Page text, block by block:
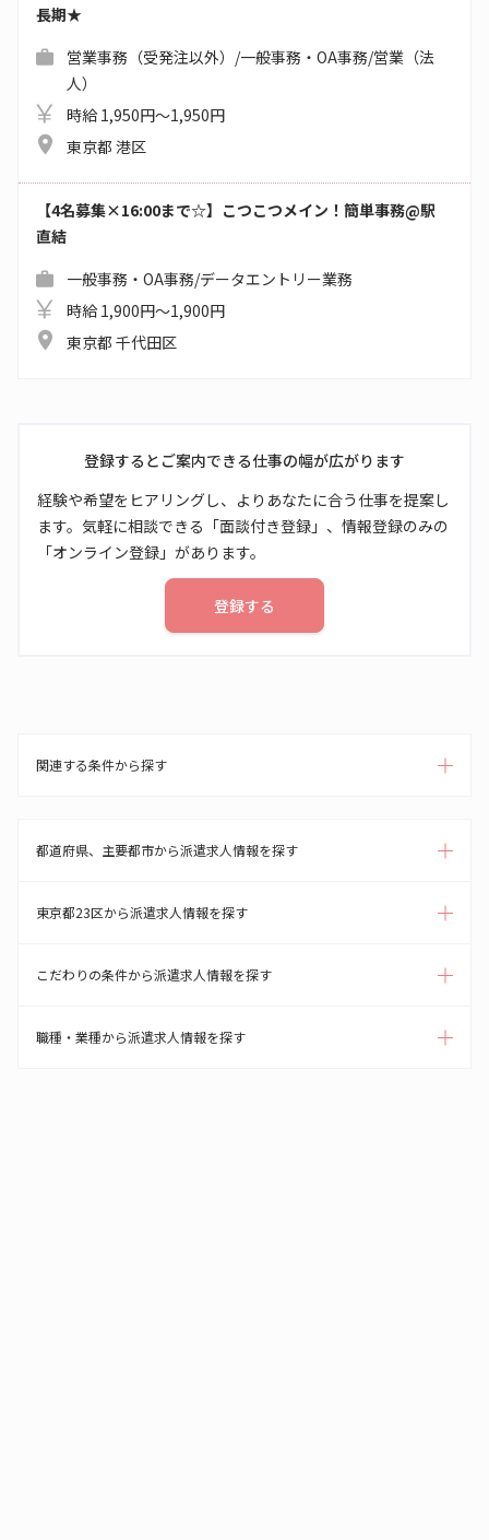
長期★
営業事務（受発注以外）/一般事務・OA事務/営業（法
人）
時給 1,950円～1,950円
東京都 港区
【4名募集×16:00まで☆】こつこつメイン！簡単事務@駅
直結
一般事務・OA事務/データエントリー業務
時給 1,900円～1,900円
東京都 千代田区
登録するとご案内できる仕事の幅が広がります
経験や希望をヒアリングし、よりあなたに合う仕事を提案し
ます。気軽に相談できる「面談付き登録」、情報登録のみの
「オンライン登録」があります。
登録する
関連する条件から探す
都道府県、主要都市から派遣求人情報を探す
東京都23区から派遣求人情報を探す
こだわりの条件から派遣求人情報を探す
職種・業種から派遣求人情報を探す